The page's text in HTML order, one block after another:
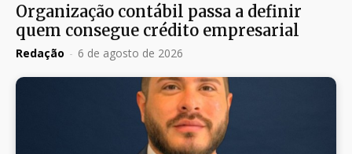
Organização contábil passa a definir
quem consegue crédito empresarial
Redação - 6 de agosto de 2026